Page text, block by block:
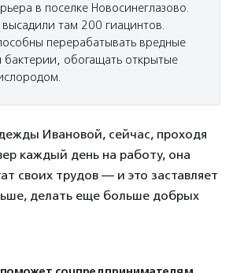
в поселке Новосинеглазово.
там 200 гиацинтов.
перерабатывать вредные
бактерии, обогащать открытые
Ивановой, сейчас, проходя
каждый день на работу, она
своих трудов — и это заставляет
делать еще больше добрых